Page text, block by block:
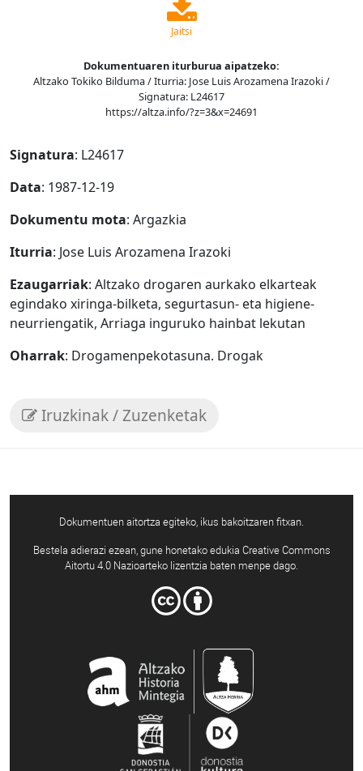
Jaitsi
Dokumentuaren iturburua aipatzeko:
Altzako Tokiko Bilduma / Iturria: Jose Luis Arozamena Irazoki /
Signatura: L24617
https://altza.info/?z=3&x=24691
Signatura: L24617
Data: 1987-12-19
Dokumentu mota: Argazkia
Iturria: Jose Luis Arozamena Irazoki
Ezaugarriak: Altzako drogaren aurkako elkarteak
egindako xiringa-bilketa, segurtasun- eta higiene-
neurriengatik, Arriaga inguruko hainbat lekutan
Oharrak: Drogamenpekotasuna. Drogak
Iruzkinak / Zuzenketak
Dokumentuen aitortza egiteko, ikus bakoitzaren fitxan.
Bestela adierazi ezean, gune honetako edukia Creative Commons
Aitortu 4.0 Nazioarteko lizentzia baten menpe dago.